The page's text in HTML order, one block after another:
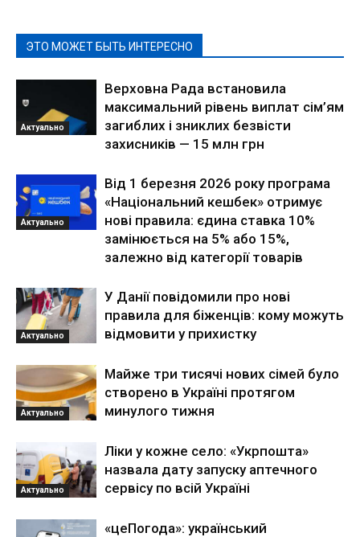
ЭТО МОЖЕТ БЫТЬ ИНТЕРЕСНО
Актуально
Верховна Рада встановила
максимальний рівень виплат сім’ям
загиблих і зниклих безвісти
захисників — 15 млн грн
Актуально
Від 1 березня 2026 року програма
«Національний кешбек» отримує
нові правила: єдина ставка 10%
замінюється на 5% або 15%,
залежно від категорії товарів
Актуально
У Данії повідомили про нові
правила для біженців: кому можуть
відмовити у прихистку
Актуально
Майже три тисячі нових сімей було
створено в Україні протягом
минулого тижня
Актуально
Ліки у кожне село: «Укрпошта»
назвала дату запуску аптечного
сервісу по всій Україні
«цеПогода»: український